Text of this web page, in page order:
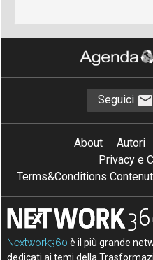
Seguici
About Autori
Privacy e
Terms&Conditions
Nextwork360 è il più grande
dedicati ai temi della